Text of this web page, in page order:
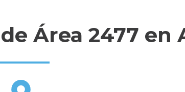
Área 2477 en